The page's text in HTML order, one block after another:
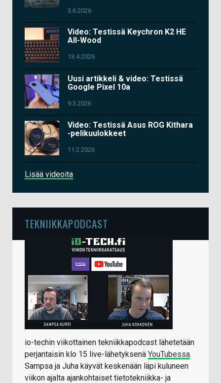
3.6.2026
Video: Testissä Keychron K2 HE
All-Wood
13.4.2026
Uusi artikkeli & video: Testissä
Google Pixel 10a
9.3.2026
Video: Testissä Asus ROG Kithara
-pelikuulokkeet
11.2.2026
Lisää videoita
TEKNIIKKAPODCAST
io-techin viikottainen tekniikkapodcast lähetetään
perjantaisin klo 15 live-lähetyksenä YouTubessa.
Sampsa ja Juha käyvät keskenään läpi kuluneen
viikon ajalta ajankohtaiset tietotekniikka- ja